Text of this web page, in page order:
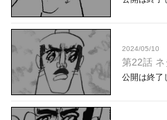
2024/05/10
第22話 ネ
公開は終了